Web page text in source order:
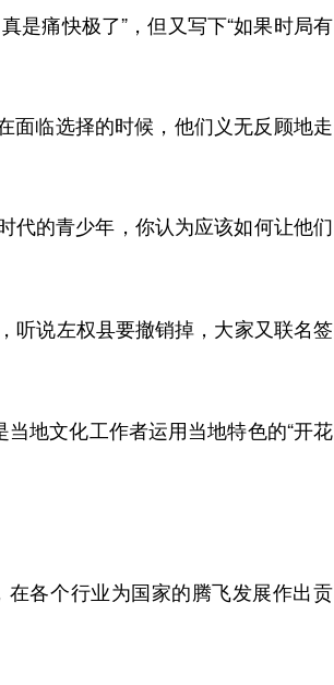
是痛快极了”，但又写下“如果时局有
临选择的时候，他们义无反顾地走
代的青少年，你认为应该如何让他们
听说左权县要撤销掉，大家又联名签
地文化工作者运用当地特色的“开花
各个行业为国家的腾飞发展作出贡